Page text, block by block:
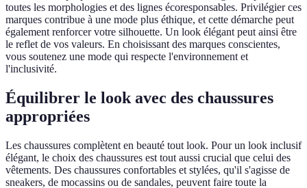
toutes les morphologies et des lignes écoresponsables. Privilégier ces
marques contribue à une mode plus éthique, et cette démarche peut
également renforcer votre silhouette. Un look élégant peut ainsi être
le reflet de vos valeurs. En choisissant des marques conscientes,
vous soutenez une mode qui respecte l'environnement et
l'inclusivité.
Équilibrer le look avec des chaussures
appropriées
Les chaussures complètent en beauté tout look. Pour un look inclusif
élégant, le choix des chaussures est tout aussi crucial que celui des
vêtements. Des chaussures confortables et stylées, qu'il s'agisse de
sneakers, de mocassins ou de sandales, peuvent faire toute la